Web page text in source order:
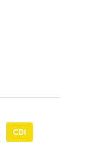
CDI